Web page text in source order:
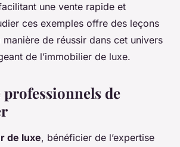
une vente rapide et
ces exemples offre des leçons
manière de réussir dans cet univers
de l’immobilier de luxe.
professionnels de
de luxe, bénéficier de l’expertise